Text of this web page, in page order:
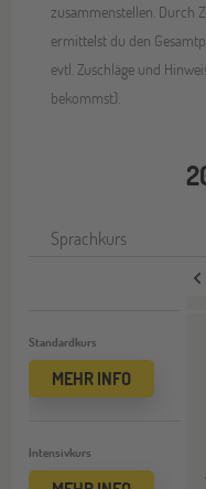
zusammenstellen. Durch
ermittelst du den
evtl. Zuschläge und
bekommst).
Sprachkurs
Standardkurs
MEHR INFO
Intensivkurs